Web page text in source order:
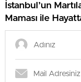
İstanbul’un
Maması ile